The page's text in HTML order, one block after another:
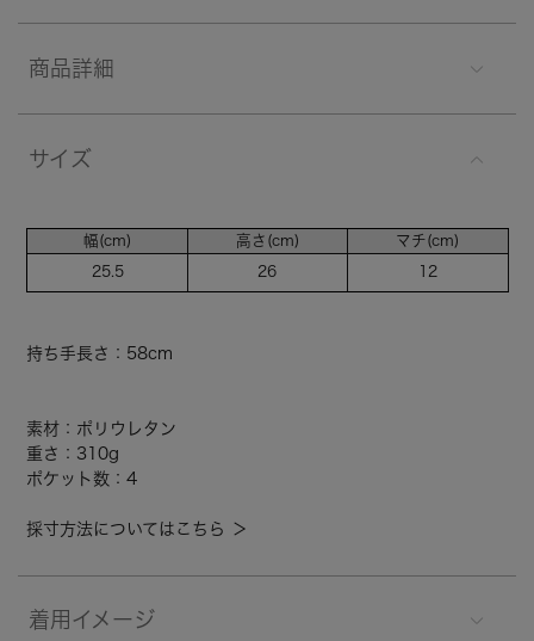
商品詳細
サイズ
幅(cm)
25.5
高さ(cm)
26
マチ(cm)
12
持ち手長さ：58cm
素材：ポリウレタン
重さ：310g
ポケット数：4
採寸方法についてはこちら ＞
着用イメージ